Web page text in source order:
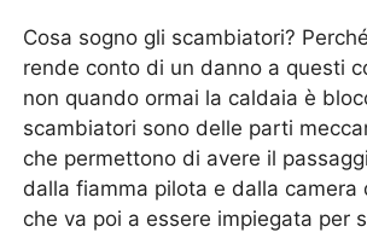
Cosa sogno gli scambiatori?
rende conto di un danno a questi
non quando ormai la caldaia è
scambiatori sono delle parti
che permettono di avere il
dalla fiamma pilota e dalla camera
che va poi a essere impiegata per